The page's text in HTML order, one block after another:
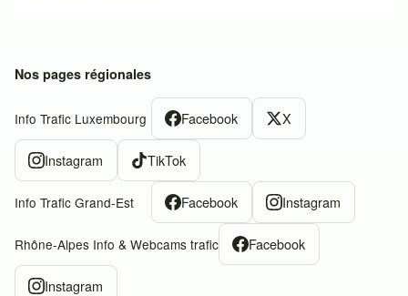
Nos pages régionales
Info Trafic Luxembourg Facebook X
Instagram TikTok
Info Trafic Grand-Est Facebook Instagram
Rhône-Alpes Info & Webcams trafic Facebook
Instagram